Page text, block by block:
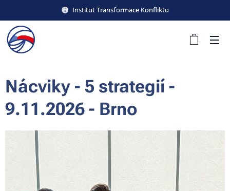
Institut Transformace Konfliktu
Nácviky - 5 strategií -
9.11.2026 - Brno